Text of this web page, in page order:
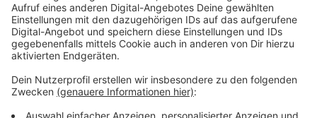
Energieberater, unter anderem zum Heizen und
Wassersparen.
Anzeige